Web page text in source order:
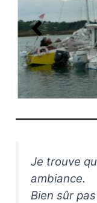
Je trouve
ambiance.
Bien sûr